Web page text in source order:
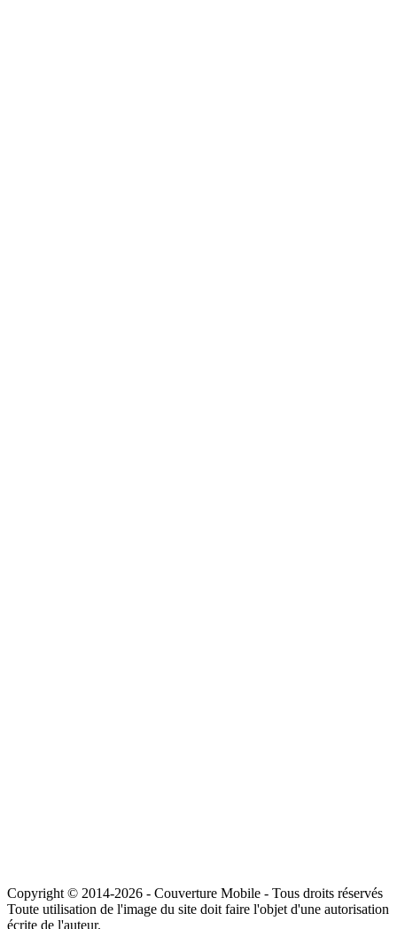
Copyright © 2014-2026 - Couverture Mobile - Tous droits réservés
Toute utilisation de l'image du site doit faire l'objet d'une autorisation
écrite de l'auteur.